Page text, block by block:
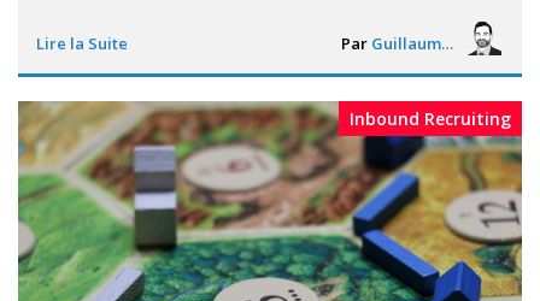
Lire la Suite Par Guillaume Vigneron
Inbound Recruiting